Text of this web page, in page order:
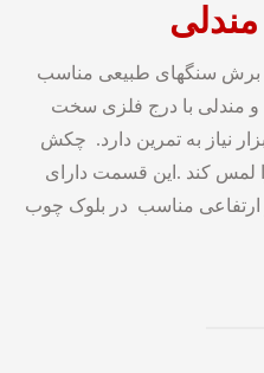
مندلی
برش سنگهای طبیعی مناسب
مندلی با درج فلزی سخت
نیاز به تمرین دارد. چکش
لمس کند .این قسمت دارای
ارتفاعی مناسب در بلوک چوب